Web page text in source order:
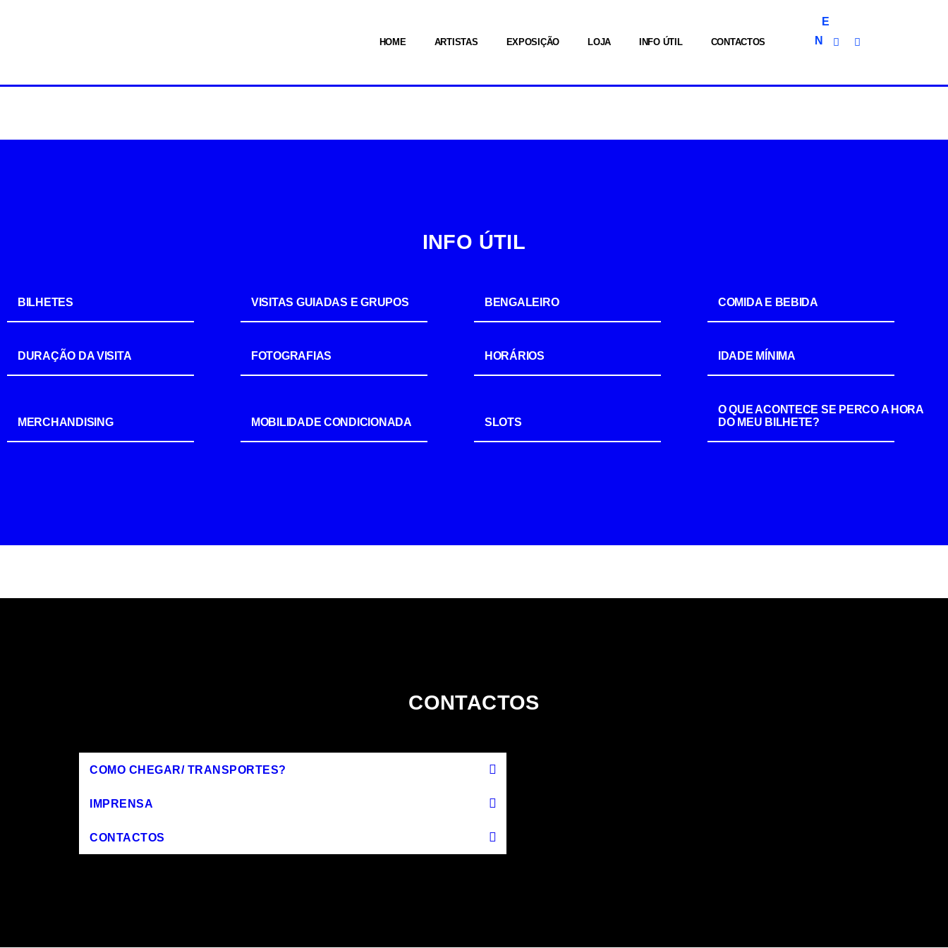
HOME ARTISTAS EXPOSIÇÃO LOJA INFO ÚTIL CONTACTOS
E
N
INFO ÚTIL
BILHETES VISITAS GUIADAS E GRUPOS BENGALEIRO COMIDA E BEBIDA
DURAÇÃO DA VISITA FOTOGRAFIAS HORÁRIOS IDADE MÍNIMA
MERCHANDISING MOBILIDADE CONDICIONADA SLOTS
O QUE ACONTECE SE PERCO A HORA
DO MEU BILHETE?
CONTACTOS
COMO CHEGAR/ TRANSPORTES?
IMPRENSA
CONTACTOS